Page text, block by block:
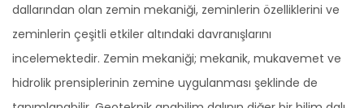
dallarından olan zemin mekaniği, zeminlerin özelliklerini ve
zeminlerin çeşitli etkiler altındaki davranışlarını
incelemektedir. Zemin mekaniği; mekanik, mukavemet ve
hidrolik prensiplerinin zemine uygulanması şeklinde de